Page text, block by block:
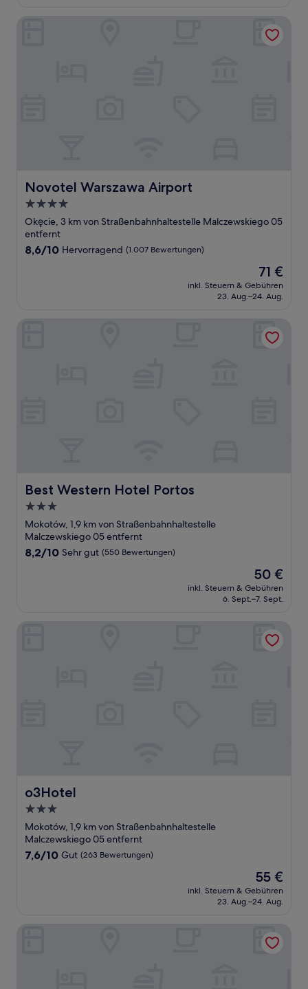
Novotel Warszawa Airport
Novotel Warszawa Airport
4.0-
Sterne-
Unterkunft
Okęcie, 3 km von Straßenbahnhaltestelle Malczewskiego 05
entfernt
8.6
8,6/10 Hervorragend (1.007 Bewertungen)
Der
Preis
beträgt
71 €
inkl. Steuern & Gebühren
23. Aug.–24. Aug.
Best Western Hotel Portos
Best Western Hotel Portos
3.0-
Sterne-
Unterkunft
Mokotów, 1,9 km von Straßenbahnhaltestelle
Malczewskiego 05 entfernt
8.2
Bewertungen)
8,2/10 Sehr gut (550 Bewertungen)
Der
Preis
beträgt
50 €
inkl. Steuern & Gebühren
6. Sept.–7. Sept.
o3Hotel
o3Hotel
3.0-
Sterne-
Unterkunft
Mokotów, 1,9 km von Straßenbahnhaltestelle
Malczewskiego 05 entfernt
7.6
7,6/10 Gut (263 Bewertungen)
Der
Preis
beträgt
55 €
inkl. Steuern & Gebühren
23. Aug.–24. Aug.